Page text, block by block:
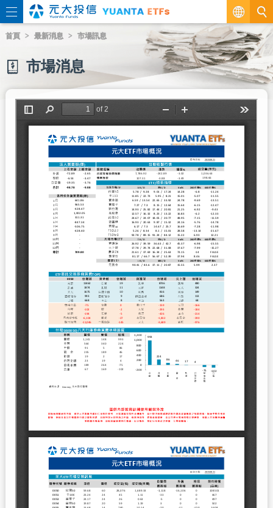
繁
EN
首頁 最新消息 市場訊息
市場消息